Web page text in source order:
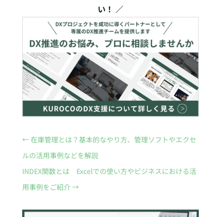
い！ ／
←在庫管理とは？基本的なやり方、管理ソフトやエクセ
ルの活用事例などを解説
INDEX関数とは Excelでの使い方やビジネスにおける活
用事例をご紹介→